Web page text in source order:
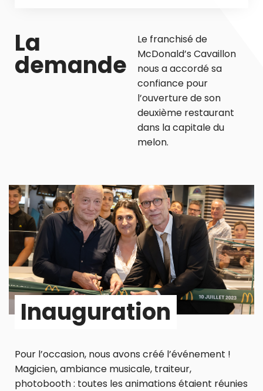
La
demande
Le franchisé de
McDonald’s Cavaillon
nous a accordé sa
confiance pour
l’ouverture de son
deuxième restaurant
dans la capitale du
melon.
Inauguration
Pour l’occasion, nous avons créé l’événement !
Magicien, ambiance musicale, traiteur,
photobooth : toutes les animations étaient réunies